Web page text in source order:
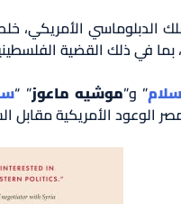
الدبلوماسي
في ذلك القضية
” و”موشيه ماعوز” “
الوعود الأمريكية